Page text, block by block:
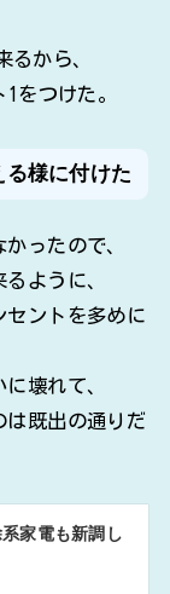
るから、
をつけた。
様に付けた
ったので、
ように、
セントを多めに
壊れて、
は既出の通りだ
家電も新調し